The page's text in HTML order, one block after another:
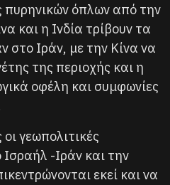
όπλων από την
και η Ινδία τρίβουν τα
στο Ιράν, με την Κίνα να
της περιοχής και η
οφέλη και συμφωνίες
γεωπολιτικές
-Ιράν και την
εκεί και να